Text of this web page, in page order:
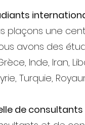
plaçons une
avons des
Inde, Iran,
Turquie,
de consultants